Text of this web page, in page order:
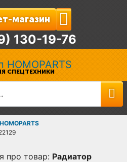
СПЕЦТЕХНИКИ
магазин
130-19-76
про товар: Радиатор